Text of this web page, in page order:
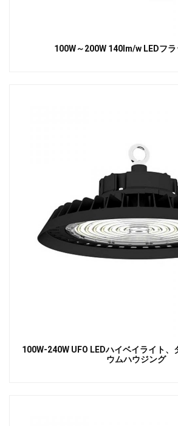
100W～200W 140lm/w LEDフ
100W-240W UFO LEDハイベイライト、
ウムハウジング